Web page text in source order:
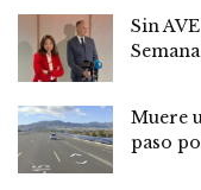
Sin
Muere
paso